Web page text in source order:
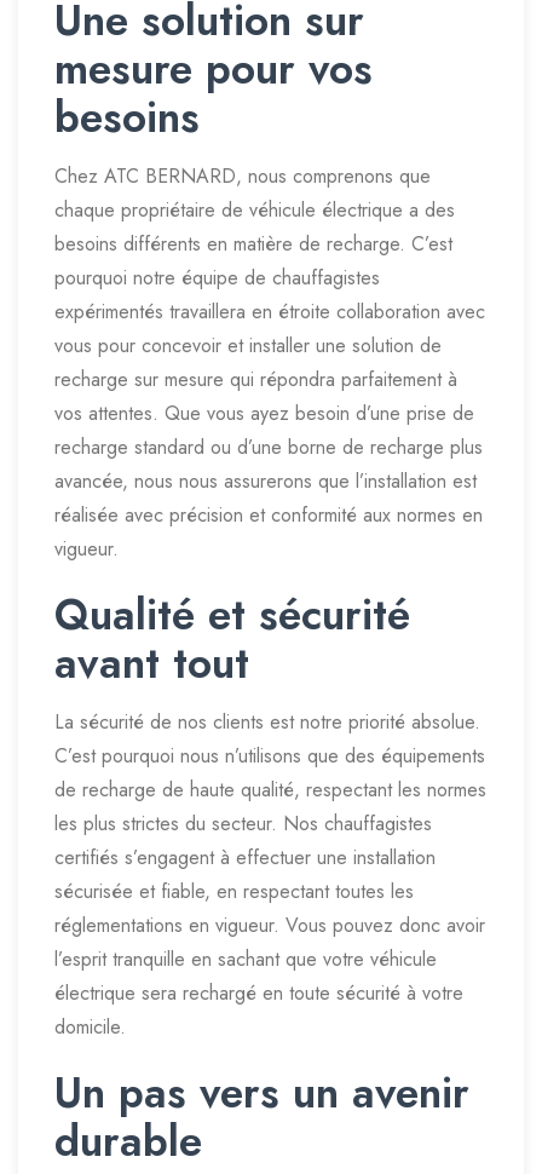
Une solution sur
mesure pour vos
besoins
Chez ATC BERNARD, nous comprenons que
chaque propriétaire de véhicule électrique a des
besoins différents en matière de recharge. C’est
pourquoi notre équipe de chauffagistes
expérimentés travaillera en étroite collaboration avec
vous pour concevoir et installer une solution de
recharge sur mesure qui répondra parfaitement à
vos attentes. Que vous ayez besoin d’une prise de
recharge standard ou d’une borne de recharge plus
avancée, nous nous assurerons que l’installation est
réalisée avec précision et conformité aux normes en
vigueur.
Qualité et sécurité
avant tout
La sécurité de nos clients est notre priorité absolue.
C’est pourquoi nous n’utilisons que des équipements
de recharge de haute qualité, respectant les normes
les plus strictes du secteur. Nos chauffagistes
certifiés s’engagent à effectuer une installation
sécurisée et fiable, en respectant toutes les
réglementations en vigueur. Vous pouvez donc avoir
l’esprit tranquille en sachant que votre véhicule
électrique sera rechargé en toute sécurité à votre
domicile.
Un pas vers un avenir
durable